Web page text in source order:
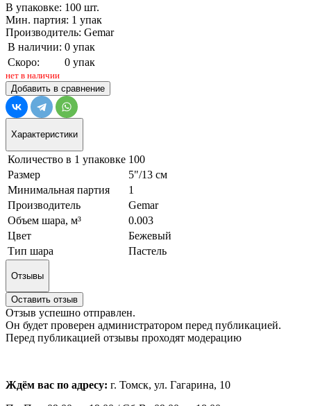
В упаковке: 100 шт.
Мин. партия: 1 упак
Производитель: Gemar
В наличии: 0 упак
Скоро:
0 упак
нет в наличии
Добавить в сравнение
Характеристики
Количество в 1 упаковке 100
Размер
5"/13 см
Минимальная партия
1
Производитель
Gemar
Объем шара, м³
0.003
Цвет
Бежевый
Тип шара
Пастель
Отзывы
Оставить отзыв
Отзыв успешно отправлен.
Он будет проверен администратором перед публикацией.
Перед публикацией отзывы проходят модерацию
Ждём вас по адресу: г. Томск, ул. Гагарина, 10